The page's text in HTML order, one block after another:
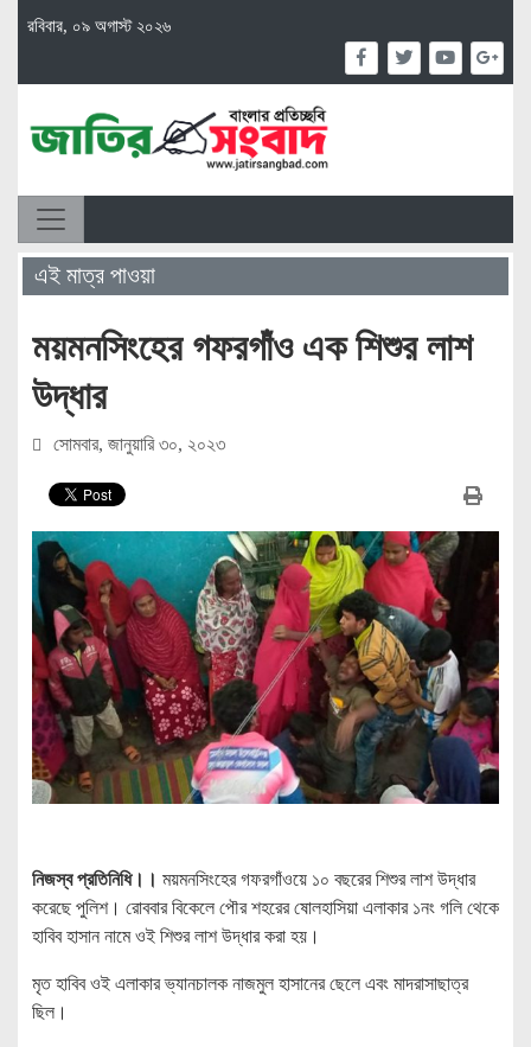
রবিবার, ০৯ অগাস্ট ২০২৬
এই মাত্র পাওয়া
ময়মনসিংহের গফরগাঁও এক শিশুর লাশ
উদ্ধার
সোমবার, জানুয়ারি ৩০, ২০২৩
নিজস্ব প্রতিনিধি।। ময়মনসিংহের গফরগাঁওয়ে ১০ বছরের শিশুর লাশ উদ্ধার
করেছে পুলিশ। রোববার বিকেলে পৌর শহরের ষোলহাসিয়া এলাকার ১নং গলি থেকে
হাবিব হাসান নামে ওই শিশুর লাশ উদ্ধার করা হয়।
মৃত হাবিব ওই এলাকার ভ্যানচালক নাজমুল হাসানের ছেলে এবং মাদরাসাছাত্র
ছিল।